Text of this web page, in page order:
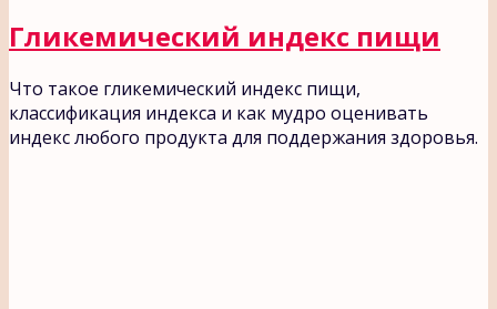
Гликемический индекс пищи
Что такое гликемический индекс пищи,
классификация индекса и как мудро оценивать
индекс любого продукта для поддержания здоровья.